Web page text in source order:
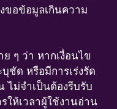
ขอข้อมูลเกินความ
ๆ ว่า หากเงื่อนไข
ชัด หรือมีการเร่งรัด
ไม่จำเป็นต้องรีบรับ
ให้เวลาผู้ใช้งานอ่าน